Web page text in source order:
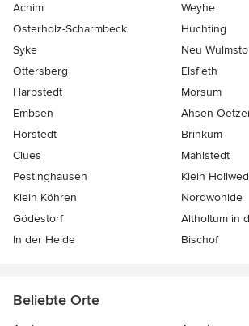
Achim
Weyhe
Osterholz-Scharmbeck
Huchting
Syke
Neu
Ottersberg
Elsfleth
Harpstedt
Morsum
Embsen
Ahsen-
Horstedt
Brinkum
Clues
Mahlstedt
Pestinghausen
Klein
Klein Köhren
Nordwohlde
Gödestorf
Altholtum in
In der Heide
Bischof
Beliebte Orte